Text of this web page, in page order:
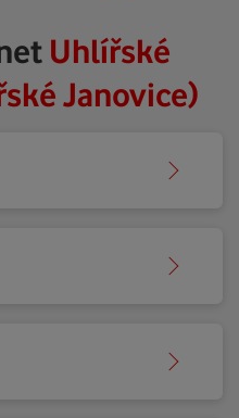
Uhlířské
Janovice)